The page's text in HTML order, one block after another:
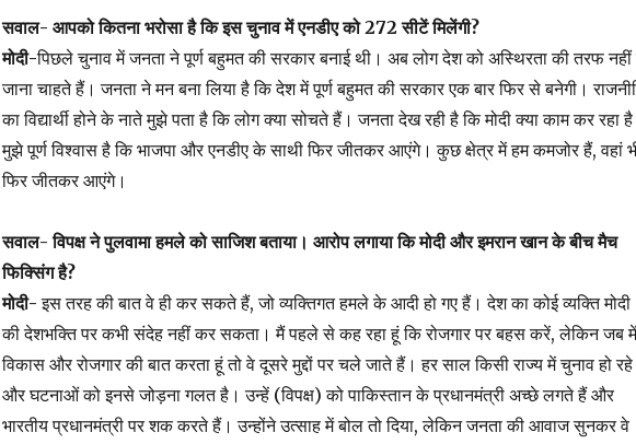
सवाल- आपको कितना भरोसा है कि इस चुनाव में एनडीए को 272 सीटें मिलेंगी?
मोदी-पिछले चुनाव में जनता ने पूर्ण बहुमत की सरकार बनाई थी। अब लोग देश को अस्थिरता की तरफ
जाना चाहते हैं। जनता ने मन बना लिया है कि देश में पूर्ण बहुमत की सरकार एक बार फिर से बनेगी।
का विद्यार्थी होने के नाते मुझे पता है कि लोग क्या सोचते हैं। जनता देख रही है कि मोदी क्या काम कर रहा
मुझे पूर्ण विश्वास है कि भाजपा और एनडीए के साथी फिर जीतकर आएंगे। कुछ क्षेत्र में हम कमजोर हैं, वहां
फिर जीतकर आएंगे।
सवाल- विपक्ष ने पुलवामा हमले को साजिश बताया। आरोप लगाया कि मोदी और इमरान खान के बीच मैच
फिक्सिंग है?
मोदी-इस तरह की बात वे ही कर सकते हैं, जो व्यक्तिगत हमले के आदी हो गए हैं। देश का कोई व्यक्ति मोदी
की देशभक्ति पर कभी संदेह नहीं कर सकता। मैं पहले से कह रहा हूं कि रोजगार पर बहस करें, लेकिन जब में
विकास और रोजगार की बात करता हूं तो वे दूसरे मुद्दों पर चले जाते हैं। हर साल किसी राज्य में चुनाव हो
और घटनाओं को इनसे जोड़ना गलत है। उन्हें (विपक्ष) को पाकिस्तान के प्रधानमंत्री अच्छे लगते हैं और
भारतीय प्रधानमंत्री पर शक करते हैं। उन्होंने उत्साह में बोल तो दिया, लेकिन जनता की आवाज सुनकर वे